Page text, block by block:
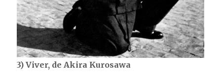
3) Viver, de Akira Kurosawa